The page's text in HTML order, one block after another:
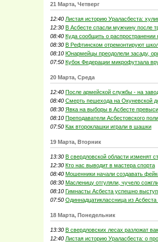
21 Марта, Четверг
12:40 Листая историю Ураласбеста:
12:30 В Асбесте спасли мужчину после
08:40 Куда сообщить о распространении
08:30 В Рефтинском отремонтируют
08:10 Юнармейцы преодолели засаду,
07:50 Кубок Федерации микрофутзала
20 Марта, Среда
12:40 После армейской службы - на
08:40 Смерть пешехода на Окуневской
08:30 Явка на выборы в Асбесте
08:10 Преподаватели Асбестовского
07:50 Как второклашки играли в шашки
19 Марта, Вторник
13:30 В свердловской области изменят
12:30 Кто нас выводит в мастера спорта
08:40 Мошенники начали создавать
08:30 Масленицу отгуляли, чучело
08:10 Гимнасты Асбеста успешно
07:50 Одиннадцатиклассница из
18 Марта, Понедельник
13:30 В свердловских лесах разложат
12:40 Листая историю Ураласбеста: о